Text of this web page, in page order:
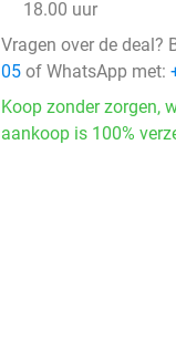
18.00 uur
Vragen over de deal?
05 of WhatsApp met:
Koop zonder zorgen,
aankoop is 100%